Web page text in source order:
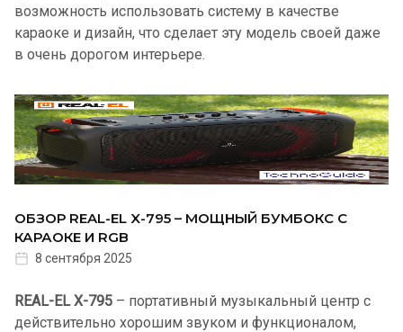
возможность использовать систему в качестве
караоке и дизайн, что сделает эту модель своей даже
в очень дорогом интерьере.
ОБЗОР REAL-EL X-795 – МОЩНЫЙ БУМБОКС С
КАРАОКЕ И RGB
8 сентября 2025
REAL-EL X-795 – портативный музыкальный центр с
действительно хорошим звуком и функционалом,